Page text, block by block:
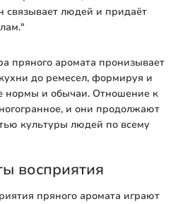
связывает людей и придаёт
пряного аромата пронизывает
до ремесел, формируя и
нормы и обычаи. Отношение к
и они продолжают
культуры людей по всему
восприятия
пряного аромата играют